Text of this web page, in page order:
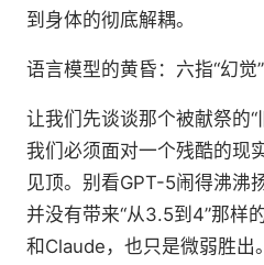
到身体的彻底解耦。
语言模型的黄昏：六指“幻觉
让我们先谈谈那个被献祭的
我们必须面对一个残酷的现
见顶。别看GPT-5闹得沸沸
并没有带来“从3.5到4”那样
和Claude，也只是微弱胜出